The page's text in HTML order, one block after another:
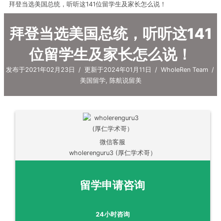
拜登当选美国总统，听听这141位留学生及家长怎么说！
拜登当选美国总统，听听这141
位留学生及家长怎么说！
发布于2021年02月23日 / 更新于2024年01月11日 / WholeRen Team /
美国留学, 陈航说留美
微信客服
wholerenguru3 (厚仁学术哥）
留学申请咨询
24小时咨询